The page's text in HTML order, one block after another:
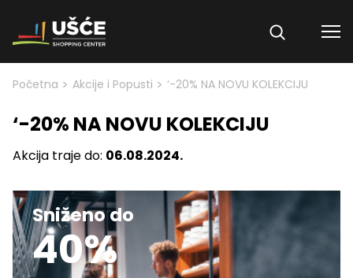
Skip to content
Početna > Akcije i Popusti > ‘-20% NA NOVU KOLEKCIJU
‘-20% NA NOVU KOLEKCIJU
Akcija traje do: 06.08.2024.
Sniženo do
40%